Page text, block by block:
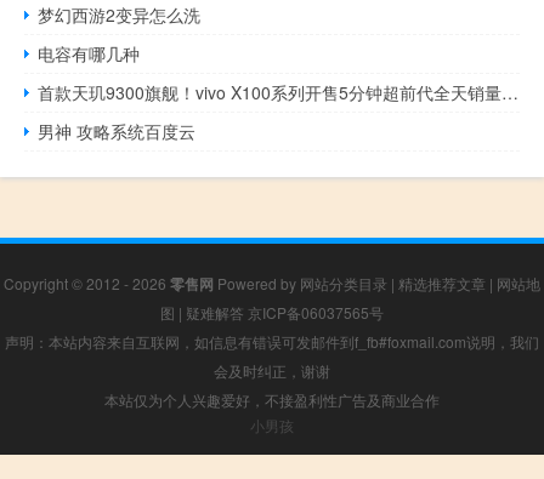
梦幻西游2变异怎么洗
电容有哪几种
首款天玑9300旗舰！vivo X100系列开售5分钟超前代全天销量：3999元起
男神 攻略系统百度云
Copyright © 2012 - 2026 零售网 Powered by 网站分类目录 | 精选推荐文章 | 网站地
图 | 疑难解答 京ICP备06037565号
声明：本站内容来自互联网，如信息有错误可发邮件到f_fb#foxmail.com说明，我们
会及时纠正，谢谢
本站仅为个人兴趣爱好，不接盈利性广告及商业合作
小男孩